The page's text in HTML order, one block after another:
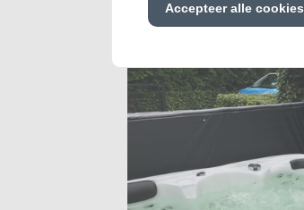
Accepteer alle cookies